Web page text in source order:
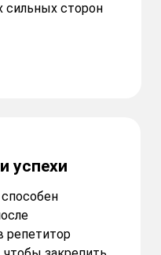
успехи
репетитор
сильных сторон